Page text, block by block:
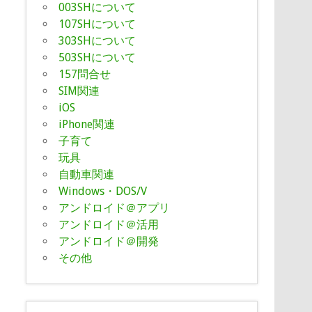
003SHについて
107SHについて
303SHについて
503SHについて
157問合せ
SIM関連
iOS
iPhone関連
子育て
玩具
自動車関連
Windows・DOS/V
アンドロイド＠アプリ
アンドロイド＠活用
アンドロイド＠開発
その他